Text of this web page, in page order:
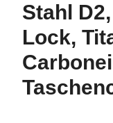
Stahl
Lock,